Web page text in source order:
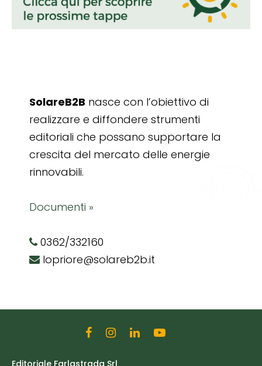
SolareB2B nasce con l’obiettivo di
realizzare e diffondere strumenti
editoriali che possano supportare la
crescita del mercato delle energie
rinnovabili.
Documenti »
0362/332160
lopriore@solareb2b.it
Editoriale Farlastrada Srl